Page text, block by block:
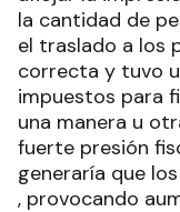
la cantidad de
el traslado a los
correcta y tuvo
impuestos para
una manera u
fuerte presión
generaría que
, provocando